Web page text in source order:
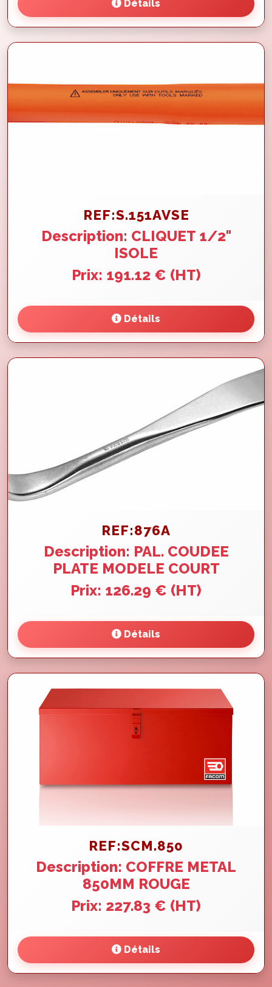
Détails
REF:S.151AVSE
Description: CLIQUET 1/2"
ISOLE
Prix: 191.12 € (HT)
Détails
REF:876A
Description: PAL. COUDEE
PLATE MODELE COURT
Prix: 126.29 € (HT)
Détails
REF:SCM.850
Description: COFFRE METAL
850MM ROUGE
Prix: 227.83 € (HT)
Détails